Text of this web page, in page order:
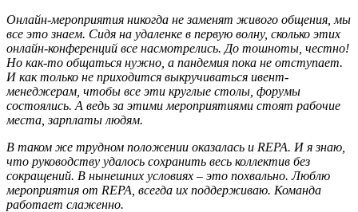
Онлайн-мероприятия никогда не заменят живого общения, мы
все это знаем. Сидя на удаленке в первую волну, сколько этих
онлайн-конференций все насмотрелись. До тошноты, честно!
Но как-то общаться нужно, а пандемия пока не отступает.
И как только не приходится выкручиваться ивент-
менеджерам, чтобы все эти круглые столы, форумы
состоялись. А ведь за этими мероприятиями стоят рабочие
места, зарплаты людям.
В таком же трудном положении оказалась и REPA. И я знаю,
что руководству удалось сохранить весь коллектив без
сокращений. В нынешних условиях – это похвально. Люблю
мероприятия от REPA, всегда их поддерживаю. Команда
работает слаженно.